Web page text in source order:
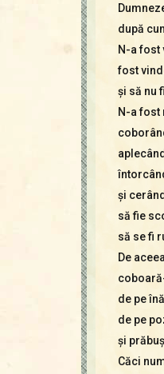
după
N-a fost
fost
şi să nu
N-a fost
şi
să fie
să se fi
De
de pe
de pe
şi
Căci